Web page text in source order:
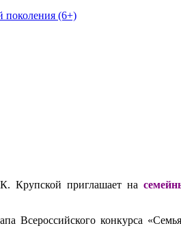
поколения (6+)
Крупской приглашает на
Всероссийского конкурса